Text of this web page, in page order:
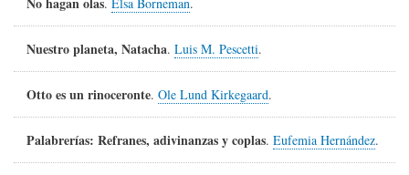
Nuestro planeta, Natacha. Luis M. Pescetti.
Otto es un rinoceronte. Ole Lund Kirkegaard.
Palabrerías: Refranes, adivinanzas y coplas. Eufemia Hernández.